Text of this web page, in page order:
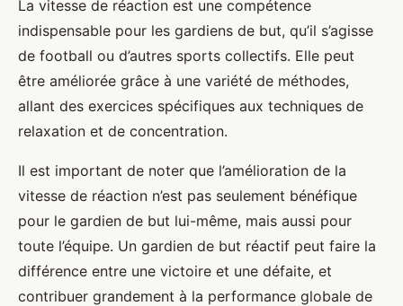
La vitesse de réaction est une compétence
indispensable pour les gardiens de but, qu’il s’agisse
de football ou d’autres sports collectifs. Elle peut
être améliorée grâce à une variété de méthodes,
allant des exercices spécifiques aux techniques de
relaxation et de concentration.
Il est important de noter que l’amélioration de la
vitesse de réaction n’est pas seulement bénéfique
pour le gardien de but lui-même, mais aussi pour
toute l’équipe. Un gardien de but réactif peut faire la
différence entre une victoire et une défaite, et
contribuer grandement à la performance globale de